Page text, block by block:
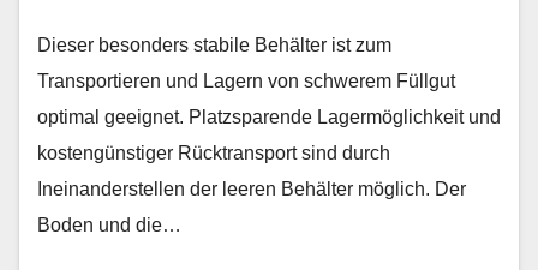
Dieser besonders stabile Behälter ist zum
Transportieren und Lagern von schwerem Füllgut
optimal geeignet. Platzsparende Lagermöglichkeit und
kostengünstiger Rücktransport sind durch
Ineinanderstellen der leeren Behälter möglich. Der
Boden und die…